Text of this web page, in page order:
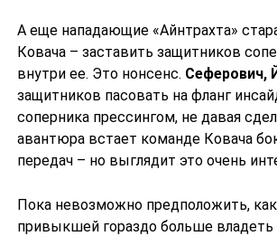
А еще нападающие «Айнтрахта»
Ковача – заставить защитников
внутри ее. Это нонсенс. Сеферович,
защитников пасовать на фланг
соперника прессингом, не давая
авантюра встает команде Ковача
передач – но выглядит это очень
Пока невозможно предположить,
привыкшей гораздо больше владеть